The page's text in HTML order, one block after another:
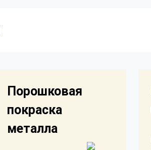
Порошковая
покраска
металла